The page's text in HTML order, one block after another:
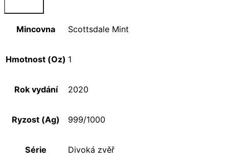
Mincovna Scottsdale Mint
Hmotnost (Oz) 1
Rok vydání 2020
Ryzost (Ag) 999/1000
Série Divoká zvěř